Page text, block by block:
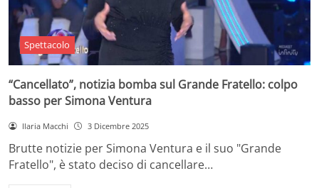
Spettacolo
“Cancellato”, notizia bomba sul Grande Fratello: colpo
basso per Simona Ventura
Ilaria Macchi 3 Dicembre 2025
Brutte notizie per Simona Ventura e il suo "Grande
Fratello", è stato deciso di cancellare…